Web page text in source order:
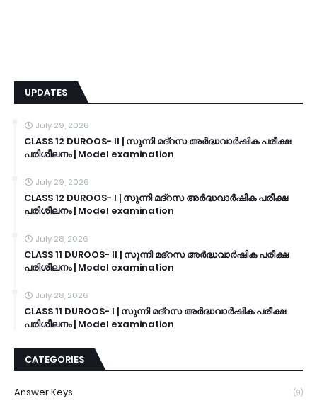
UPDATES
July 29, 2026
CLASS 12 DUROOS- II | സുന്നി മദ്റസ അർദ്ധവാർഷിക പരീക്ഷ
പരിശീലനം | Model examination
July 29, 2026
CLASS 12 DUROOS- I | സുന്നി മദ്റസ അർദ്ധവാർഷിക പരീക്ഷ
പരിശീലനം | Model examination
July 28, 2026
CLASS 11 DUROOS- II | സുന്നി മദ്റസ അർദ്ധവാർഷിക പരീക്ഷ
പരിശീലനം | Model examination
July 28, 2026
CLASS 11 DUROOS- I | സുന്നി മദ്റസ അർദ്ധവാർഷിക പരീക്ഷ
പരിശീലനം | Model examination
CATEGORIES
Answer Keys (9)